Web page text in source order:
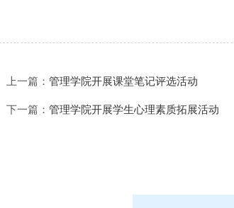
上一篇： 管理学院开展课堂笔记评选活动
下一篇： 管理学院开展学生心理素质拓展活动